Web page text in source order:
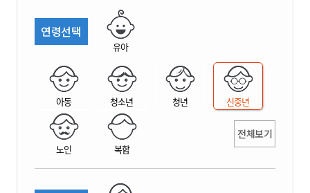
연령선택
유아
아동 청소년 청년 신중년
노인 복합
전체보기